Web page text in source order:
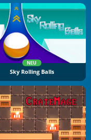
NEU
Sky Rolling Balls